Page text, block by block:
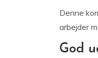
Denne
arbejder
God